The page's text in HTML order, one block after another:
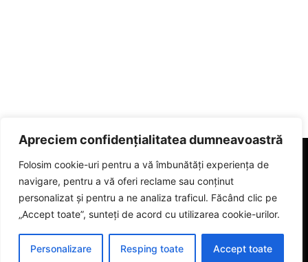
Apreciem confidențialitatea dumneavoastră
Folosim cookie-uri pentru a vă îmbunătăți experiența de
navigare, pentru a vă oferi reclame sau conținut
personalizat și pentru a ne analiza traficul. Făcând clic pe
„Accept toate”, sunteți de acord cu utilizarea cookie-urilor.
Personalizare Resping toate Accept toate
© 2023 eGorj.ro. Toate drepturile sunt rezervate.